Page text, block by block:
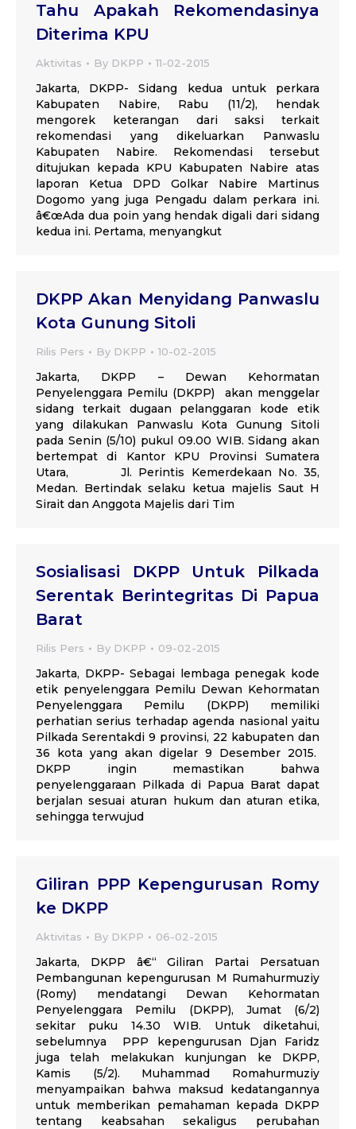
Tahu Apakah Rekomendasinya
Diterima KPU
Aktivitas By DKPP 11-02-2015
Jakarta, DKPP- Sidang kedua untuk perkara
Kabupaten Nabire, Rabu (11/2), hendak
mengorek keterangan dari saksi terkait
rekomendasi yang dikeluarkan Panwaslu
Kabupaten Nabire. Rekomendasi tersebut
ditujukan kepada KPU Kabupaten Nabire atas
laporan Ketua DPD Golkar Nabire Martinus
Dogomo yang juga Pengadu dalam perkara ini.
â€œAda dua poin yang hendak digali dari sidang
kedua ini. Pertama, menyangkut
DKPP Akan Menyidang Panwaslu
Kota Gunung Sitoli
Rilis Pers By DKPP 10-02-2015
Jakarta, DKPP – Dewan Kehormatan
Penyelenggara Pemilu (DKPP) akan menggelar
sidang terkait dugaan pelanggaran kode etik
yang dilakukan Panwaslu Kota Gunung Sitoli
pada Senin (5/10) pukul 09.00 WIB. Sidang akan
bertempat di Kantor KPU Provinsi Sumatera
Utara, Jl. Perintis Kemerdekaan No. 35,
Medan. Bertindak selaku ketua majelis Saut H
Sirait dan Anggota Majelis dari Tim
Sosialisasi DKPP Untuk Pilkada
Serentak Berintegritas Di Papua
Barat
Rilis Pers By DKPP 09-02-2015
Jakarta, DKPP- Sebagai lembaga penegak kode
etik penyelenggara Pemilu Dewan Kehormatan
Penyelenggara Pemilu (DKPP) memiliki
perhatian serius terhadap agenda nasional yaitu
Pilkada Serentakdi 9 provinsi, 22 kabupaten dan
36 kota yang akan digelar 9 Desember 2015.
DKPP ingin memastikan bahwa
penyelenggaraan Pilkada di Papua Barat dapat
berjalan sesuai aturan hukum dan aturan etika,
sehingga terwujud
Giliran PPP Kepengurusan Romy
ke DKPP
Aktivitas By DKPP 06-02-2015
Jakarta, DKPP â€“ Giliran Partai Persatuan
Pembangunan kepengurusan M Rumahurmuziy
(Romy) mendatangi Dewan Kehormatan
Penyelenggara Pemilu (DKPP), Jumat (6/2)
sekitar puku 14.30 WIB. Untuk diketahui,
sebelumnya PPP kepengurusan Djan Faridz
juga telah melakukan kunjungan ke DKPP,
Kamis (5/2). Muhammad Romahurmuziy
menyampaikan bahwa maksud kedatangannya
untuk memberikan pemahaman kepada DKPP
tentang keabsahan sekaligus perubahan